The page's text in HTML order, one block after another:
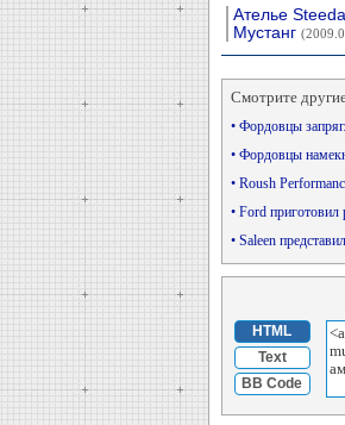
Ателье
Мустанг
Смотрите
• Фордовцы
• Фордовцы
• Roush
• Ford
• Saleen
HTML
Text
BB Code